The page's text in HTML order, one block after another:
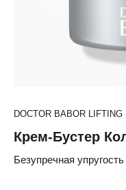
DOCTOR BABOR LIFTING
Крем-Бустер
Безупречная